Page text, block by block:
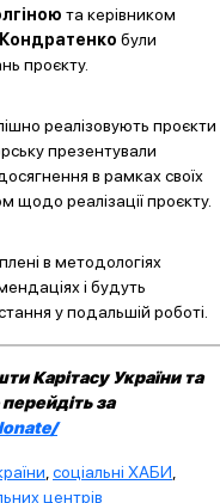
та керівником
були
проєкту.
реалізовують проєкти
презентували
в рамках своїх
щодо реалізації проєкту.
в методологіях
і будуть
у подальшій роботі.
Карітасу України та
за
соціальні ХАБИ
центрів